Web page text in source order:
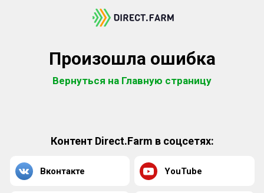
Произошла ошибка
Вернуться на Главную страницу
Контент Direct.Farm в соцсетях:
Вконтакте YouTube